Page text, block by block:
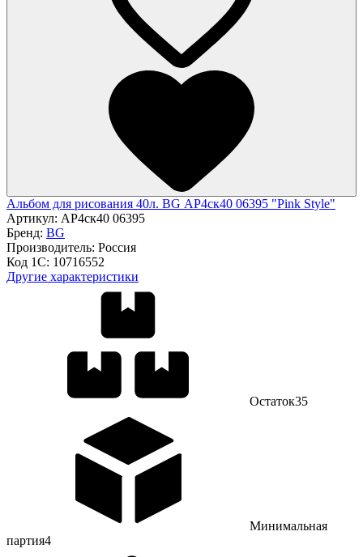
Альбом для рисования 40л. BG АР4ск40 06395 "Pink Style"
Артикул: АР4ск40 06395
Бренд: BG
Производитель: Россия
Код 1С: 10716552
Другие характеристики
Остаток35
Минимальная
партия4